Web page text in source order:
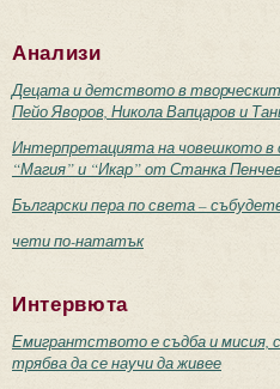
Анализи
Децата и детството в
Пейо Яворов, Никола Вапцаров и
Интерпретацията на човешкото
“Магия” и “Икар” от Станка
Български пера по света –
чети по-нататък
Интервюта
Емигрантството е съдба и мисия,
трябва да се научи да живее